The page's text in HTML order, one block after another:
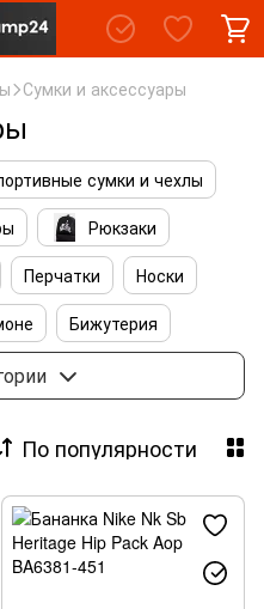
Сумки и аксессуары
сумки и чехлы
Рюкзаки
Перчатки
Носки
Бижутерия
очки
По популярности